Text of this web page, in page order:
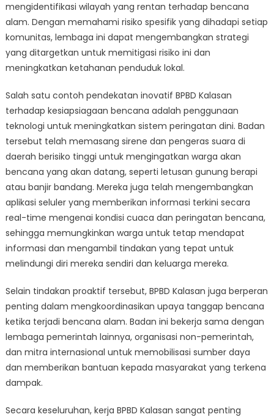
mengidentifikasi wilayah yang rentan terhadap bencana
alam. Dengan memahami risiko spesifik yang dihadapi setiap
komunitas, lembaga ini dapat mengembangkan strategi
yang ditargetkan untuk memitigasi risiko ini dan
meningkatkan ketahanan penduduk lokal.
Salah satu contoh pendekatan inovatif BPBD Kalasan
terhadap kesiapsiagaan bencana adalah penggunaan
teknologi untuk meningkatkan sistem peringatan dini. Badan
tersebut telah memasang sirene dan pengeras suara di
daerah berisiko tinggi untuk mengingatkan warga akan
bencana yang akan datang, seperti letusan gunung berapi
atau banjir bandang. Mereka juga telah mengembangkan
aplikasi seluler yang memberikan informasi terkini secara
real-time mengenai kondisi cuaca dan peringatan bencana,
sehingga memungkinkan warga untuk tetap mendapat
informasi dan mengambil tindakan yang tepat untuk
melindungi diri mereka sendiri dan keluarga mereka.
Selain tindakan proaktif tersebut, BPBD Kalasan juga berperan
penting dalam mengkoordinasikan upaya tanggap bencana
ketika terjadi bencana alam. Badan ini bekerja sama dengan
lembaga pemerintah lainnya, organisasi non-pemerintah,
dan mitra internasional untuk memobilisasi sumber daya
dan memberikan bantuan kepada masyarakat yang terkena
dampak.
Secara keseluruhan, kerja BPBD Kalasan sangat penting